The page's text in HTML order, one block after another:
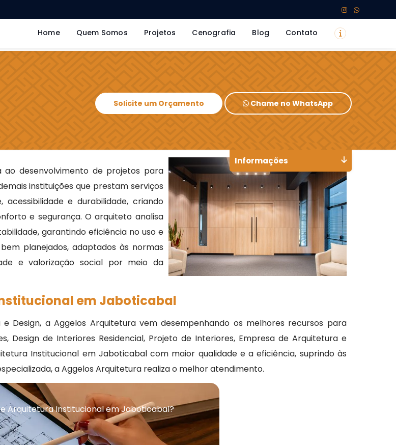
Home Quem Somos Projetos Cenografia Blog Contato
Solicite um Orçamento Chame no WhatsApp
ao desenvolvimento de projetos para
instituições que prestam serviços
acessibilidade e durabilidade, criando
e segurança. O arquiteto analisa
garantindo eficiência no uso e
planejados, adaptados às normas
e valorização social por meio da
em Jaboticabal
a Aggelos Arquitetura vem desempenhando os melhores recursos para
Design de Interiores Residencial, Projeto de Interiores, Empresa de Arquitetura e
Institucional em Jaboticabal com maior qualidade e a eficiência, suprindo às
a Aggelos Arquitetura realiza o melhor atendimento.
Arquitetura Institucional em Jaboticabal?
Informações